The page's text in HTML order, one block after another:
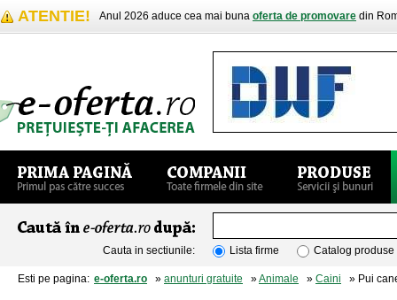
ATENTIE! Anul 2026 aduce cea mai buna oferta de promovare din
Cauta in sectiunile: Lista firme Catalog produse
Esti pe pagina: e-oferta.ro » anunturi gratuite »Animale » Caini » Pui